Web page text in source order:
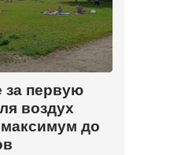
за первую
воздух
до